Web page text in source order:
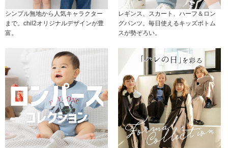
シンプル無地から人気キャラクター
まで。chil2オリジナルデザインが豊
富。
レギンス、スカート、ハーフ＆ロン
グパンツ。毎日使えるキッズボトム
スが勢ぞろい。